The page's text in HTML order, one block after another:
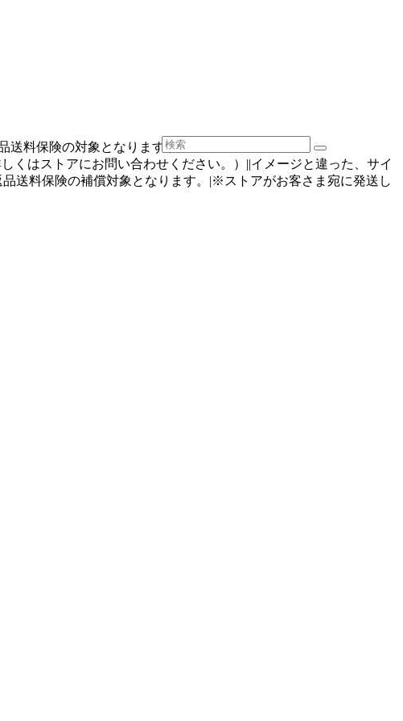
送料保険の対象となりますか
くはストアにお問い合わせください。）||イメージと違った、サイ
送料保険の補償対象となります。|※ストアがお客さま宛に発送し